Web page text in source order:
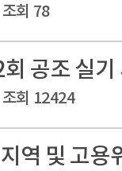
조회 78
공조 실기
조회 12424
역 및 고용